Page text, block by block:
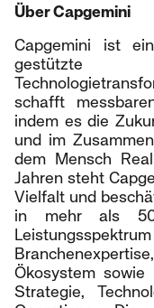
Über Capgemini
Capgemini ist
gestützte
schafft
indem es die
und im
dem Mensch
Jahren steht
Vielfalt und
in mehr als 50
Ökosystem sowie
Strategie,